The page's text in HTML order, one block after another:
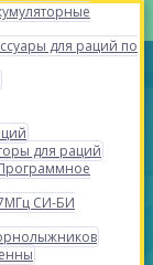
для раций по
для раций
СИ-БИ